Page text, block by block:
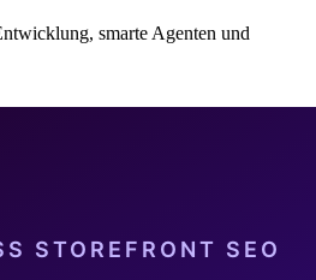
smarte Agenten und